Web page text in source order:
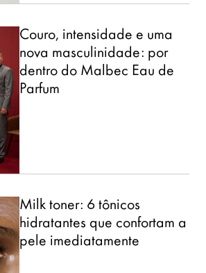
Couro, intensidade e uma
nova masculinidade: por
dentro do Malbec Eau de
Parfum
Milk toner: 6 tônicos
hidratantes que confortam a
pele imediatamente